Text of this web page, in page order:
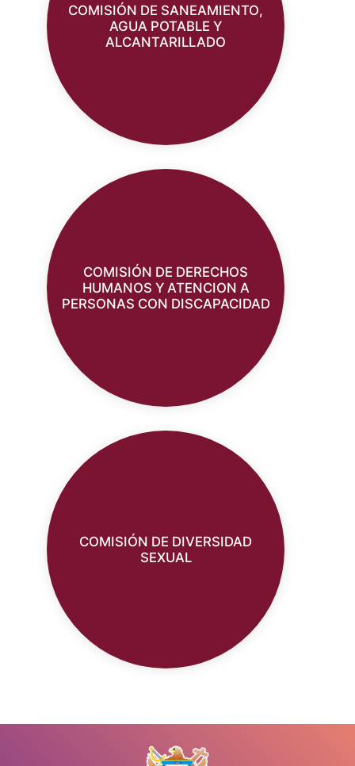
COMISIÓN DE SANEAMIENTO,
AGUA POTABLE Y
ALCANTARILLADO
COMISIÓN DE DERECHOS
HUMANOS Y ATENCION A
PERSONAS CON DISCAPACIDAD
COMISIÓN DE DIVERSIDAD
SEXUAL